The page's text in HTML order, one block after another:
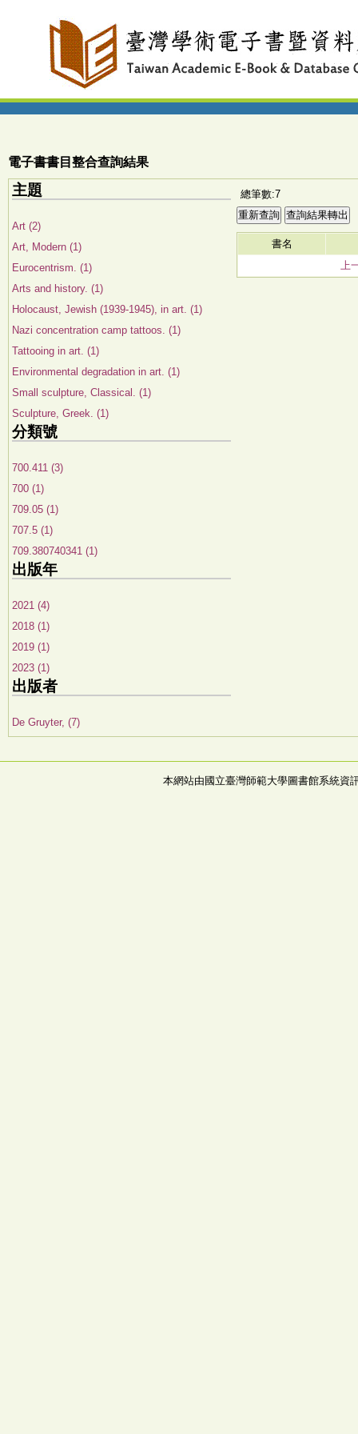
電子書書目整合查詢結果
主題
Art (2)
Art, Modern (1)
Eurocentrism. (1)
Arts and history. (1)
Holocaust, Jewish (1939-1945), in art. (1)
Nazi concentration camp tattoos. (1)
Tattooing in art. (1)
Environmental degradation in art. (1)
Small sculpture, Classical. (1)
Sculpture, Greek. (1)
分類號
700.411 (3)
700 (1)
709.05 (1)
707.5 (1)
709.380740341 (1)
出版年
2021 (4)
2018 (1)
2019 (1)
2023 (1)
出版者
De Gruyter, (7)
總筆數:7
書名
上
本網站由國立臺灣師範大學圖書館系統資